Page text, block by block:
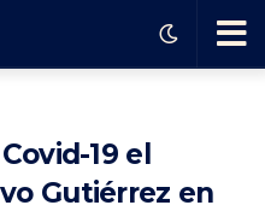
19 el
Gutiérrez en